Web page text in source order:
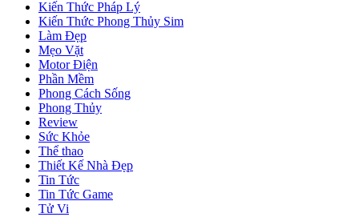
Kiến Thức Pháp Lý
Kiến Thức Phong Thủy Sim
Làm Đẹp
Mẹo Vặt
Motor Điện
Phần Mềm
Phong Cách Sống
Phong Thủy
Review
Sức Khỏe
Thể thao
Thiết Kế Nhà Đẹp
Tin Tức
Tin Tức Game
Tử Vi